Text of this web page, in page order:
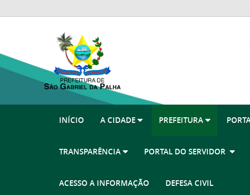
INÍCIO A CIDADE PREFEITURA
TRANSPARÊNCIA PORTAL DO SERVIDOR
ACESSO A INFORMAÇÃO DEFESA CIVIL